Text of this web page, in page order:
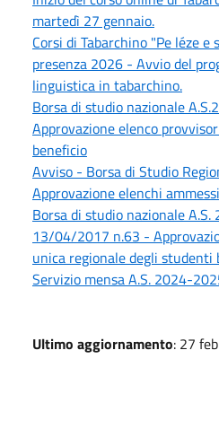
martedì 27 gennaio.
Corsi di Tabarchino "Pe léze
presenza 2026 - Avvio del
linguistica in tabarchino.
Borsa di studio nazionale
Approvazione elenco
beneficio
Avviso - Borsa di Studio
Approvazione elenchi
Borsa di studio nazionale
13/04/2017 n.63 -
unica regionale degli studenti
Servizio mensa A.S. 2024-
Ultimo aggiornamento: 27